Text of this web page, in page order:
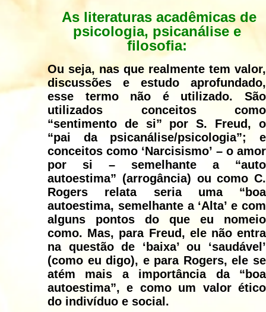
As literaturas acadêmicas de
psicologia, psicanálise e
filosofia:
Ou seja, nas que realmente tem valor,
discussões e estudo aprofundado,
esse termo não é utilizado. São
utilizados conceitos como
“sentimento de si” por S. Freud, o
“pai da psicanálise/psicologia”; e
conceitos como ‘Narcisismo’ – o amor
por si – semelhante a “auto
autoestima” (arrogância) ou como C.
Rogers relata seria uma “boa
autoestima, semelhante a ‘Alta’ e com
alguns pontos do que eu nomeio
como. Mas, para Freud, ele não entra
na questão de ‘baixa’ ou ‘saudável’
(como eu digo), e para Rogers, ele se
atém mais a importância da “boa
autoestima”, e como um valor ético
do indivíduo e social.